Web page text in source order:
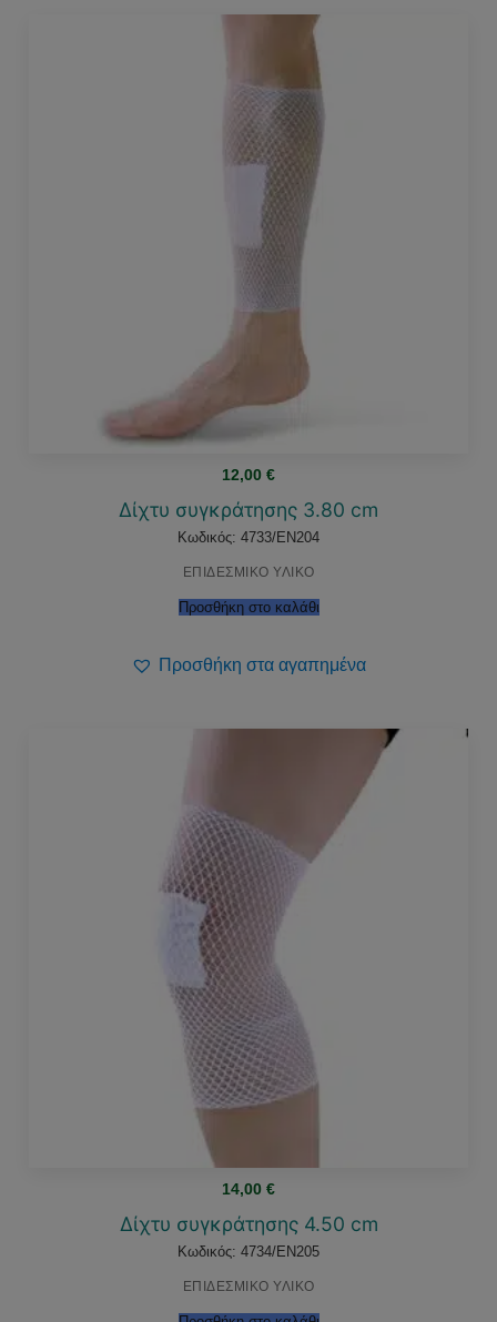
12,00 €
Δίχτυ συγκράτησης 3.80 cm
Κωδικός: 4733/EN204
ΕΠΙΔΕΣΜΙΚΟ ΥΛΙΚΟ
Προσθήκη στο καλάθι
Προσθήκη στα αγαπημένα
14,00 €
Δίχτυ συγκράτησης 4.50 cm
Κωδικός: 4734/EN205
ΕΠΙΔΕΣΜΙΚΟ ΥΛΙΚΟ